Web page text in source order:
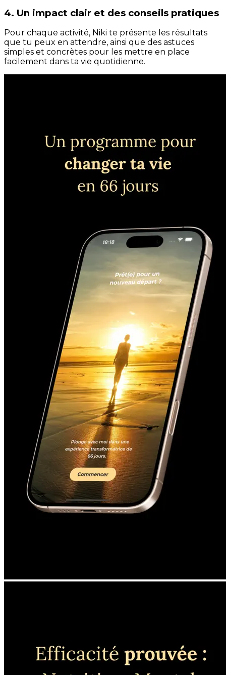
4. Un impact clair et des conseils pratiques
Pour chaque activité, Niki te présente les résultats
que tu peux en attendre, ainsi que des astuces
simples et concrètes pour les mettre en place
facilement dans ta vie quotidienne.